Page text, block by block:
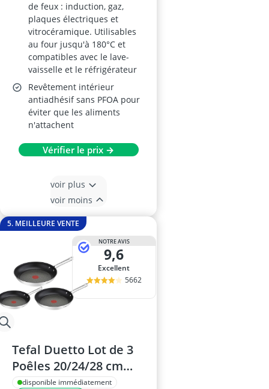
de feux : induction, gaz,
plaques électriques et
vitrocéramique. Utilisables
au four jusqu'à 180°C et
compatibles avec le lave-
vaisselle et le réfrigérateur
Revêtement intérieur
antiadhésif sans PFOA pour
éviter que les aliments
n'attachent
Vérifier le prix →
voir plus
voir moins
5. MEILLEURE VENTE
NOTRE AVIS
9,6
Excellent
5662
Tefal Duetto Lot de 3
Poêles 20/24/28 cm
A704S363
disponible immédiatement